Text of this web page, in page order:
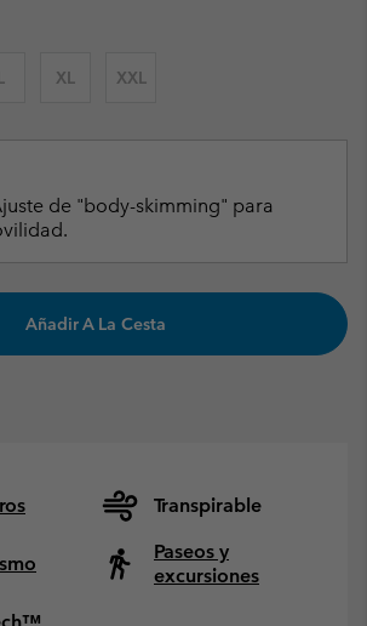
XL XXL
de "body-skimming" para
Añadir A La Cesta
Transpirable
Paseos y
excursiones